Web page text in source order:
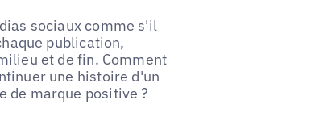
sociaux comme s'il
publication,
et de fin. Comment
une histoire d'un
de marque positive ?